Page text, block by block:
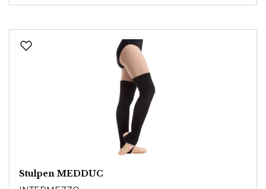
Stulpen MEDDUC